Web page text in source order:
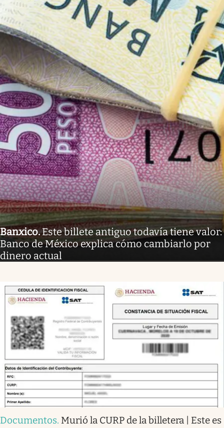
Banxico.Este billete antiguo todavía tiene valor:
Banco de México explica cómo cambiarlo por
dinero actual
Documentos. Murió la CURP de la billetera | Este es